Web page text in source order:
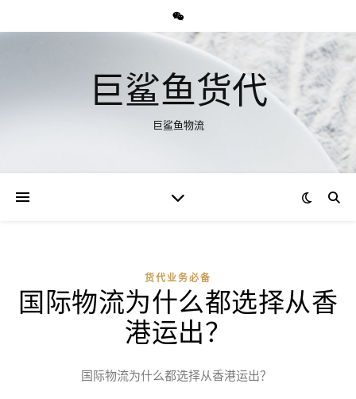
巨鲨鱼货代
巨鲨鱼物流
货代业务必备
国际物流为什么都选择从香
港运出？
国际物流为什么都选择从香港运出？